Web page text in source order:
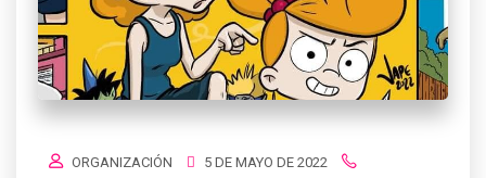
ORGANIZACIÓN
5 DE MAYO DE 2022